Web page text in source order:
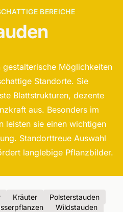
BEREICHE
gestalterische Möglichkeiten
Standorte. Sie
Blattstrukturen, dezente
aus. Besonders im
leisten sie einen wichtigen
Standorttreue Auswahl
langlebige Pflanzbilder.
Kräuter
Polsterstauden
Wildstauden